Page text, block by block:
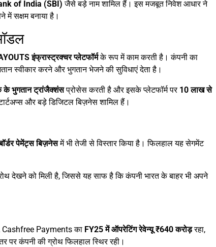
of India (SBI) जैसे बड़े नाम शामिल हैं। इस मजबूत निवेश आधार ने
सक्षम बनाया है।
इंफ्रास्ट्रक्चर प्लेटफॉर्मके रूप में काम करती है। कंपनी का
स्वीकार करने और भुगतान भेजने की सुविधाएं देता है।
के भुगतान ट्रांजैक्शंसप्रोसेस करती है और इसके प्लेटफॉर्म पर 10 लाख से
और बड़े डिजिटल बिज़नेस शामिल हैं।
पेमेंट्स बिज़नेसमें भी तेजी से विस्तार किया है। फिलहाल यह सेगमेंट
देखने को मिली है, जिससे यह साफ है कि कंपनी भारत के बाहर भी अपने
Payments का FY25 में ऑपरेटिंग रेवेन्यू ₹640 करोड़रहा,
पर कंपनी की ग्रोथ फिलहाल स्थिर रही।